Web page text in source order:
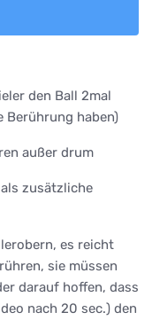
den Ball 2mal
Berührung haben)
außer drum
zusätzliche
es reicht
sie müssen
darauf hoffen, dass
nach 20 sec.) den